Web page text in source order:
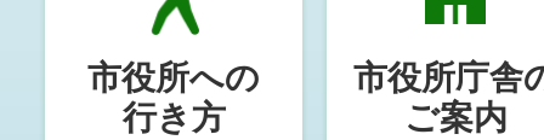
市役所への
行き方
市役所庁舎
ご案内